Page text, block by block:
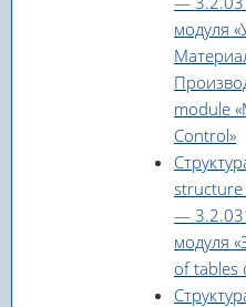
модуля
module
Control»
structure
—
модуля
of tables